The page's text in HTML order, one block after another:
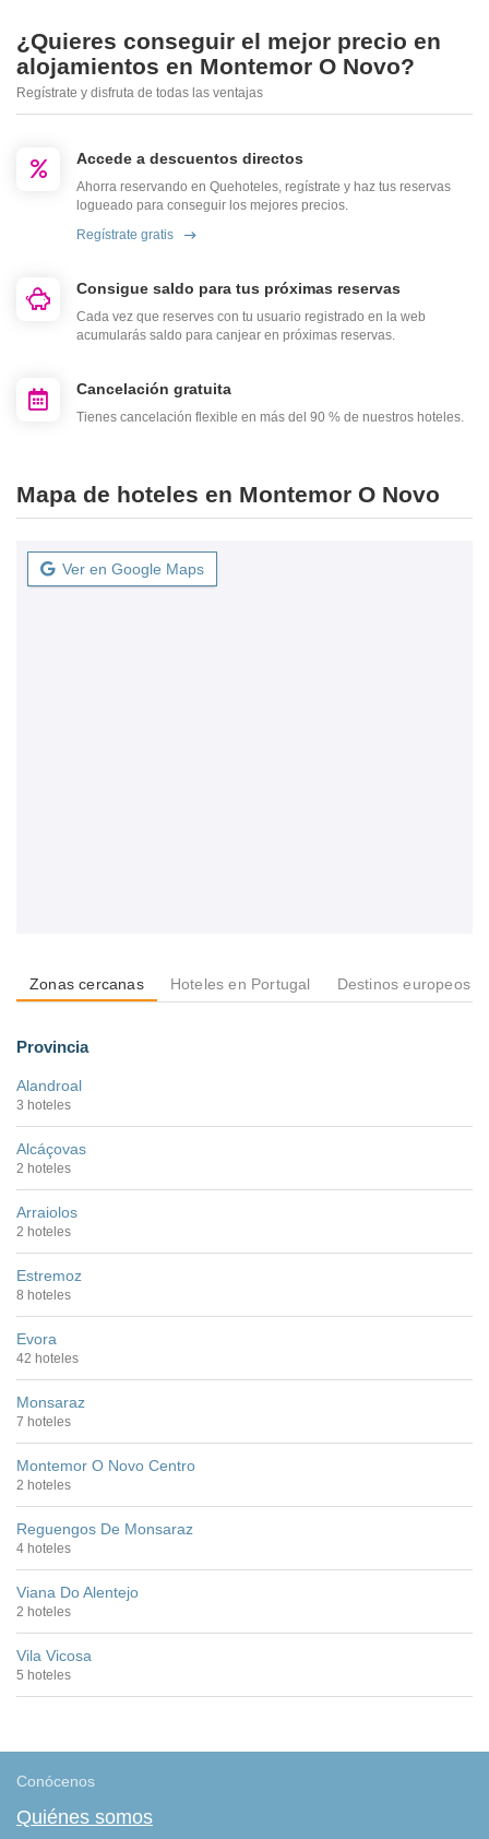
¿Quieres conseguir el mejor precio en
alojamientos en Montemor O Novo?
Regístrate y disfruta de todas las ventajas
Accede a descuentos directos
Ahorra reservando en Quehoteles, regístrate y haz tus reservas
logueado para conseguir los mejores precios.
Regístrate gratis
Consigue saldo para tus próximas reservas
Cada vez que reserves con tu usuario registrado en la web
acumularás saldo para canjear en próximas reservas.
Cancelación gratuita
Tienes cancelación flexible en más del 90 % de nuestros hoteles.
Mapa de hoteles en Montemor O Novo
Ver en Google Maps
Zonas cercanas Hoteles en Portugal Destinos europeos
Provincia
Alandroal
3 hoteles
Alcáçovas
2 hoteles
Arraiolos
2 hoteles
Estremoz
8 hoteles
Evora
42 hoteles
Monsaraz
7 hoteles
Montemor O Novo Centro
2 hoteles
Reguengos De Monsaraz
4 hoteles
Viana Do Alentejo
2 hoteles
Vila Vicosa
5 hoteles
Conócenos
Quiénes somos